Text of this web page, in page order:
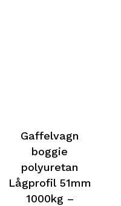
Gaffelvagn
boggie
polyuretan
Lågprofil 51mm
1000kg –